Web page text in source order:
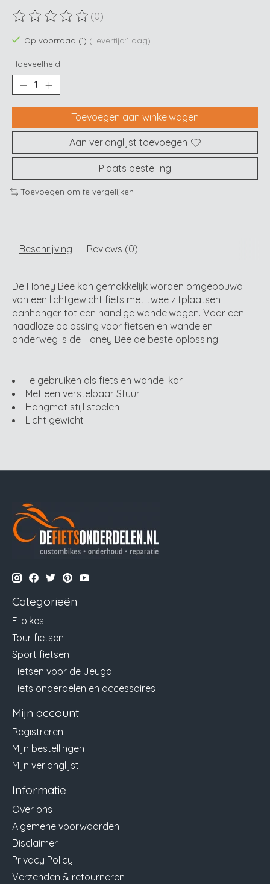
De beoordeling van dit product is
(0)
Op voorraad (1) (Levertijd:1 dag)
Hoeveelheid:
Toevoegen aan winkelwagen
Aan verlanglijst toevoegen
Plaats bestelling
Toevoegen om te vergelijken
Beschrijving Reviews (0)
De Honey Bee kan gemakkelijk worden omgebouwd
van een lichtgewicht fiets met twee zitplaatsen
aanhanger tot een handige wandelwagen. Voor een
naadloze oplossing voor fietsen en wandelen
onderweg is de Honey Bee de beste oplossing.
Te gebruiken als fiets en wandel kar
Met een verstelbaar Stuur
Hangmat stijl stoelen
Licht gewicht
Categorieën
E-bikes
Tour fietsen
Sport fietsen
Fietsen voor de Jeugd
Fiets onderdelen en accessoires
Mijn account
Registreren
Mijn bestellingen
Mijn verlanglijst
Informatie
Over ons
Algemene voorwaarden
Disclaimer
Privacy Policy
Verzenden & retourneren